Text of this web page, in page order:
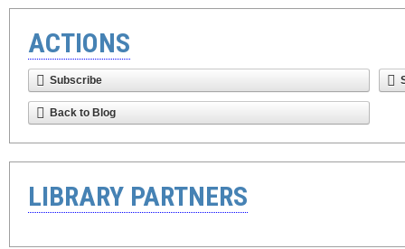
ACTIONS
Subscribe
Back to Blog
LIBRARY PARTNERS